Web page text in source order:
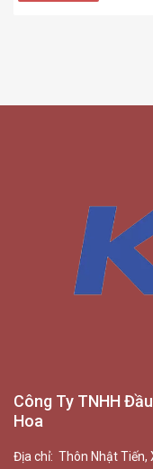
Công Ty TNHH
Hoa
Địa chỉ: Thôn Nhật Tiến,